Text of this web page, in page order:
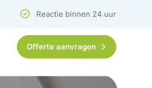
Reactie binnen 24 uur
Offerte aanvragen